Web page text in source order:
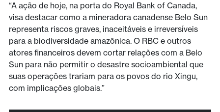
“A ação de hoje, na porta do Royal Bank of Canada,
visa destacar como a mineradora canadense Belo Sun
representa riscos graves, inaceitáveis e irreversíveis
para a biodiversidade amazônica. O RBC e outros
atores financeiros devem cortar relações com a Belo
Sun para não permitir o desastre socioambiental que
suas operações trariam para os povos do rio Xingu,
com implicações globais.”